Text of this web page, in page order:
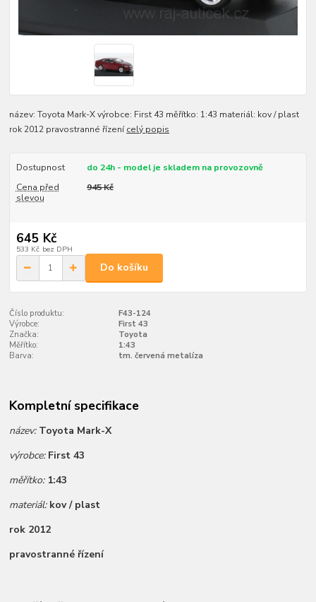
název: Toyota Mark-X výrobce: First 43 měřítko: 1:43 materiál: kov / plast
rok 2012 pravostranné řízenícelý popis
Dostupnost
do 24h - model je skladem na provozovně
Cena před
slevou
945 Kč
645 Kč
533 Kč bez DPH
Do košíku
Číslo produktu:
F43-124
Výrobce:
First 43
Značka:
Toyota
Měřítko:
1:43
Barva:
tm. červená metalíza
Kompletní specifikace
název: Toyota Mark-X
výrobce: First 43
měřítko: 1:43
materiál: kov / plast
rok 2012
pravostranné řízení